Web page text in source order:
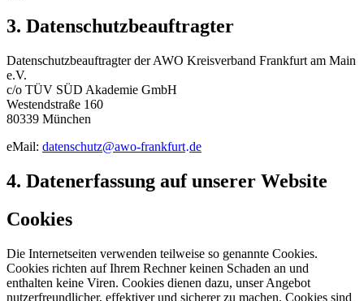
3. Datenschutzbeauftragter
Datenschutzbeauftragter der AWO Kreisverband Frankfurt am Main
e.V.
c/o TÜV SÜD Akademie GmbH
Westendstraße 160
80339 München
eMail: datenschutz@awo-frankfurt·de
4. Datenerfassung auf unserer Website
Cookies
Die Internetseiten verwenden teilweise so genannte Cookies.
Cookies richten auf Ihrem Rechner keinen Schaden an und
enthalten keine Viren. Cookies dienen dazu, unser Angebot
nutzerfreundlicher, effektiver und sicherer zu machen. Cookies sind